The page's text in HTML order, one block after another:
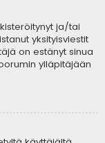
ja/tai
yksityisviestit
on estänyt sinua
ylläpitäjään